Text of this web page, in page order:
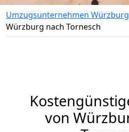
Umzugsunternehmen Würzburg
Würzburg nach Tornesch
von